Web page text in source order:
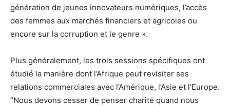
génération de jeunes innovateurs numériques, l’accès
des femmes aux marchés financiers et agricoles ou
encore sur la corruption et le genre ».
Plus généralement, les trois sessions spécifiques ont
étudié la manière dont l’Afrique peut revisiter ses
relations commerciales avec l’Amérique, l’Asie et l’Europe.
“Nous devons cesser de penser charité quand nous